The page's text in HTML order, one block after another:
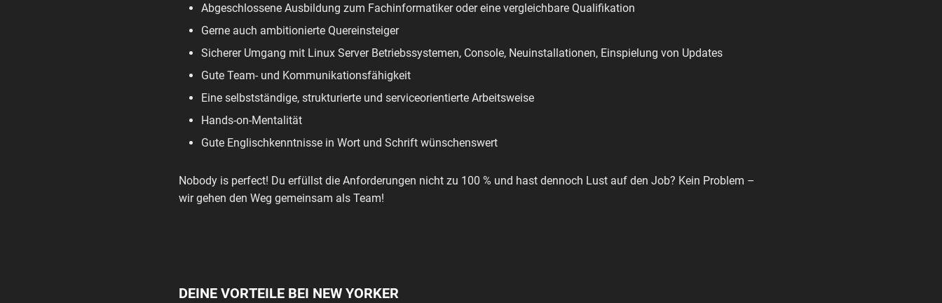
Abgeschlossene Ausbildung zum Fachinformatiker oder eine vergleichbare Qualifikation
Gerne auch ambitionierte Quereinsteiger
Sicherer Umgang mit Linux Server Betriebssystemen, Console, Neuinstallationen, Einspielung von Updates
Gute Team- und Kommunikationsfähigkeit
Eine selbstständige, strukturierte und serviceorientierte Arbeitsweise
Hands-on-Mentalität
Gute Englischkenntnisse in Wort und Schrift wünschenswert
Nobody is perfect! Du erfüllst die Anforderungen nicht zu 100 % und hast dennoch Lust auf den Job? Kein Problem –
wir gehen den Weg gemeinsam als Team!
DEINE VORTEILE BEI NEW YORKER